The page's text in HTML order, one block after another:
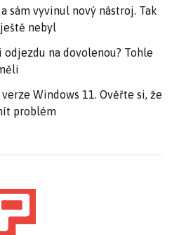
sám vyvinul nový nástroj. Tak
nebyl
na dovolenou? Tohle
Windows 11. Ověřte si, že
problém